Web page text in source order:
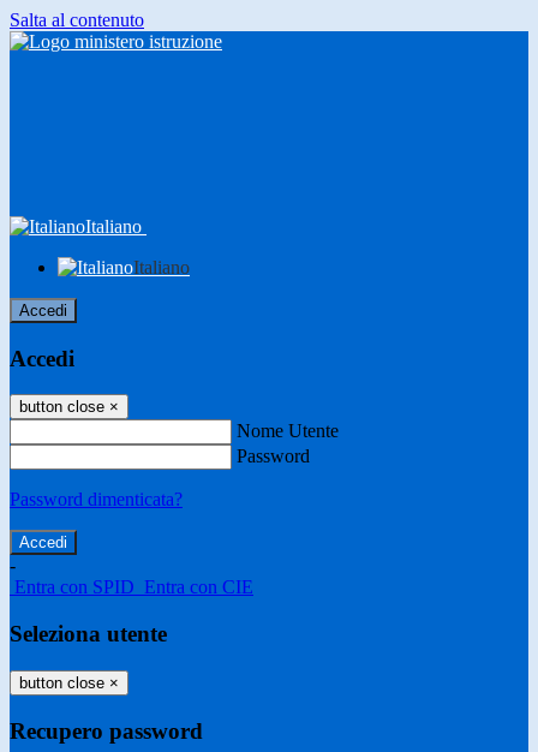
Salta al contenuto
Italiano
Italiano
Accedi
Accedi
button close ×
Nome Utente
Password
Password dimenticata?
-
Entra con SPID Entra con CIE
Seleziona utente
button close ×
Recupero password